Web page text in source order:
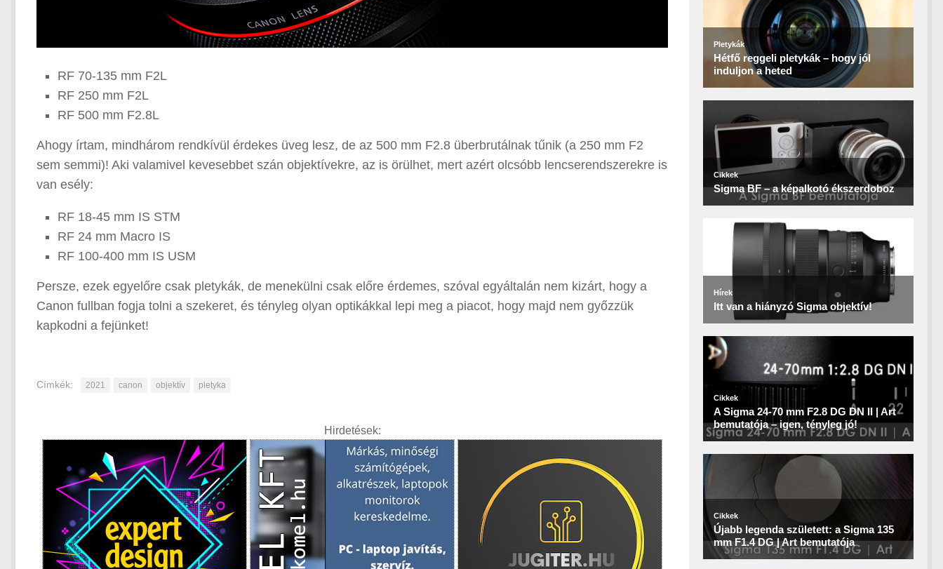
RF 70-135 mm F2L
RF 250 mm F2L
RF 500 mm F2.8L
Ahogy írtam, mindhárom rendkívül érdekes üveg lesz, de az 500 mm F2.8 überbrutálnak tűnik (a 250 mm F2
sem semmi)! Aki valamivel kevesebbet szán objektívekre, az is örülhet, mert azért olcsóbb lencserendszerekre is
van esély:
RF 18-45 mm IS STM
RF 24 mm Macro IS
RF 100-400 mm IS USM
Persze, ezek egyelőre csak pletykák, de menekülni csak előre érdemes, szóval egyáltalán nem kizárt, hogy a
Canon fullban fogja tolni a szekeret, és tényleg olyan optikákkal lepi meg a piacot, hogy majd nem győzzük
kapkodni a fejünket!
Címkék: 2021 canon objektív pletyka
Hirdetések: